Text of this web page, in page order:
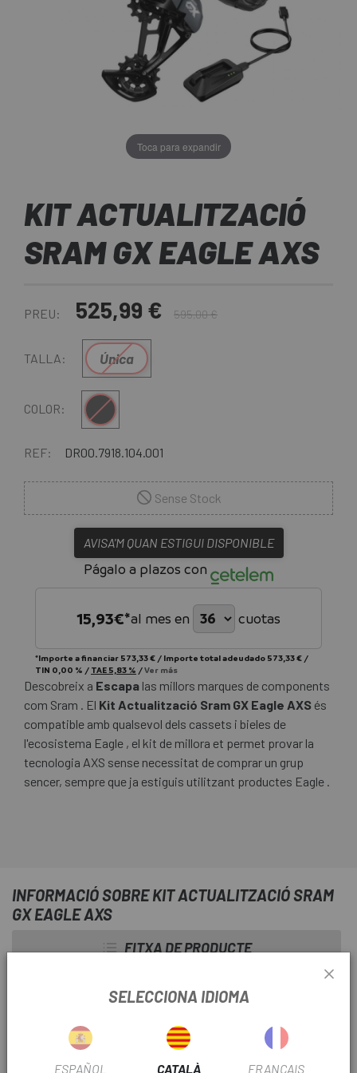
Toca para expandir
KIT ACTUALITZACIÓ
SRAM GX EAGLE AXS
PREU: 525,99 € 595,00 €
TALLA: Única
COLOR: Negre
REF: DR00.7918.104.001
Sense Stock
AVISA'M QUAN ESTIGUI DISPONIBLE
Págalo a plazos con
15,93€*al mes en cuotas
*Importe a financiar 573,33 € / Importe total adeudado 573,33 € /
TIN 0,00 % / TAE 5,83 % /Ver más
Descobreix a Escapa las millors marques de components
com Sram . El Kit Actualització Sram GX Eagle AXS és
compatible amb qualsevol dels cassets i bieles de
l'ecosistema Eagle , el kit de millora et permet provar la
tecnologia AXS sense necessitat de comprar un grup
sencer, sempre que ja estiguis utilitzant productes Eagle .
INFORMACIÓ SOBRE KIT ACTUALITZACIÓ SRAM
GX EAGLE AXS
FITXA DE PRODUCTE
TIPUS TRANSMISSIÓ Electrònica
SELECCIONA IDIOMA
ESPAÑOL CATALÀ FRANÇAIS